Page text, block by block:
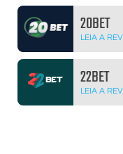
20BET
LEIA A
22BET
LEIA A